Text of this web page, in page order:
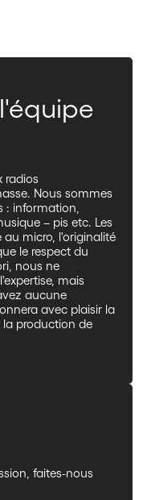
radios
Nous sommes
: information,
– pis etc. Les
au micro, l'originalité
le respect du
nous ne
mais
aucune
avec plaisir la
production de
faites-nous